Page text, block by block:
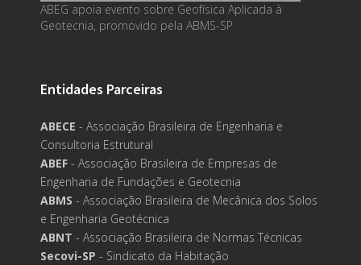
ABEG apoia evento sobre Geofísica Aplicada à
Geotecnia, promovido pela ABMS-SP
Entidades Parceiras
ABECE - Associação Brasileira de Engenharia e
Consultoria Estrutural
ABEF - Associação Brasileira de Empresas de
Engenharia de Fundações e Geotecnia
ABMS - Associação Brasileira de Mecânica dos Solos
e Engenharia Geotécnica
ABNT - Associação Brasileira de Normas Técnicas
Secovi-SP - Sindicato da Habitação